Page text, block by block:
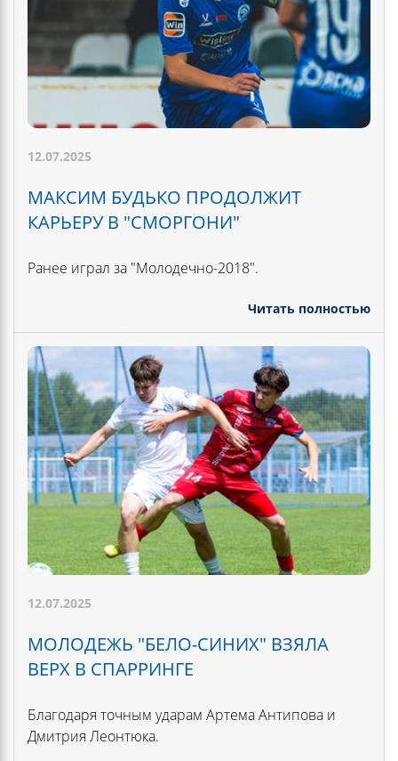
12.07.2025
МАКСИМ БУДЬКО ПРОДОЛЖИТ
КАРЬЕРУ В "СМОРГОНИ"
Ранее играл за "Молодечно-2018".
Читать полностью
12.07.2025
МОЛОДЕЖЬ "БЕЛО-СИНИХ" ВЗЯЛА
ВЕРХ В СПАРРИНГЕ
Благодаря точным ударам Артема Антипова и
Дмитрия Леонтюка.